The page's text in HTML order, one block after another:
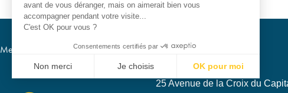
Mentions légales RGPD
25 Avenue de la Croix du
avant de vous déranger, mais on aimerait bien vous
accompagner pendant votre visite...
C'est OK pour vous ?
Consentements certifiés par
Non merci Je choisis OK pour moi
Plateforme de Gestion du Consentement : Personnalisez vos Options